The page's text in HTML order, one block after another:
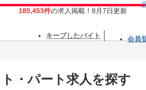
185,453件の求人掲載！8月7日更新
キープしたバイト 会員
・パート求人を探す